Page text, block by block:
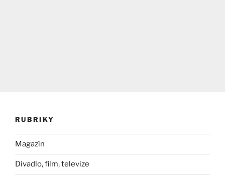
RUBRIKY
Magazín
Divadlo, film, televize